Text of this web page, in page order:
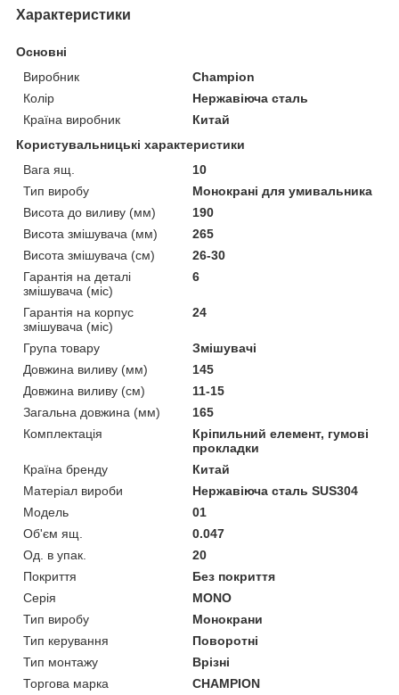
Характеристики
Основні
Виробник
Champion
Колір
Нержавіюча сталь
Країна виробник
Китай
Користувальницькі характеристики
Вага ящ.
10
Тип виробу
Монокрані для умивальника
Висота до виливу (мм)
190
Висота змішувача (мм)
265
Висота змішувача (см)
26-30
Гарантія на деталі
змішувача (міс)
6
Гарантія на корпус
змішувача (міс)
24
Група товару
Змішувачі
Довжина виливу (мм)
145
Довжина виливу (см)
11-15
Загальна довжина (мм)
165
Комплектація
Кріпильний елемент, гумові
прокладки
Країна бренду
Китай
Матеріал вироби
Нержавіюча сталь SUS304
Мoдель
01
Об'єм ящ.
0.047
Од. в упак.
20
Покриття
Без покриття
Серія
MONO
Тип виробу
Монокрани
Тип керування
Поворотні
Тип монтажу
Врізні
Торгова марка
CHAMPION